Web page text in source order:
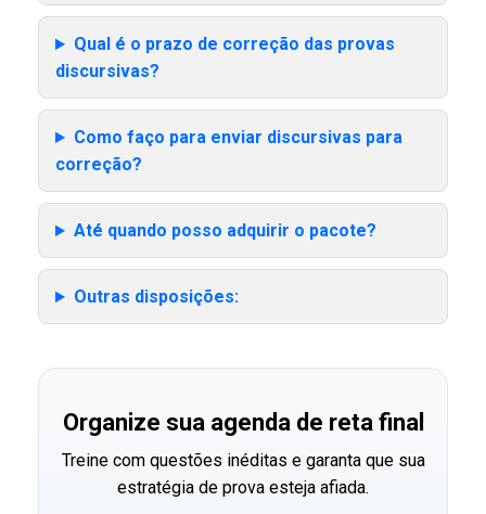
Qual é o prazo de correção das provas
discursivas?
Como faço para enviar discursivas para
correção?
Até quando posso adquirir o pacote?
Outras disposições:
Organize sua agenda de reta final
Treine com questões inéditas e garanta que sua
estratégia de prova esteja afiada.